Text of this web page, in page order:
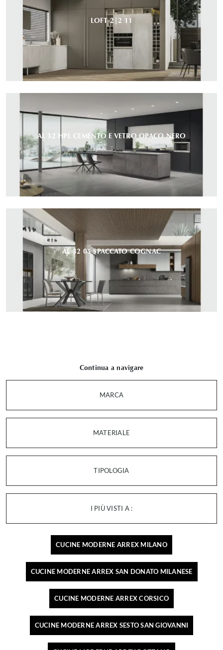
LOFT 2|2 11
AL 32 HPL CEMENTO E VETRO OPACO NERO
AL 32 05 SPACCATO COGNAC
Continua a navigare
MARCA
MATERIALE
TIPOLOGIA
I PIÙ VISTI A :
CUCINE MODERNE ARREX MILANO
CUCINE MODERNE ARREX SAN DONATO MILANESE
CUCINE MODERNE ARREX CORSICO
CUCINE MODERNE ARREX SESTO SAN GIOVANNI